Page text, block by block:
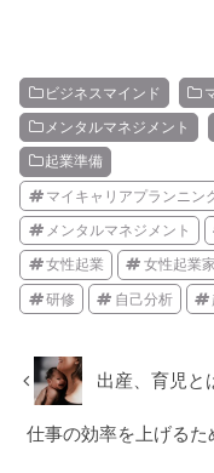
ビジネスマインド
メンタルマネジメント
起業準備
マイキャリアプランニン
メンタルマネジメント
女性起業 女性起業
研修 自己分析
出産、育児と
仕事の効率を上げるた